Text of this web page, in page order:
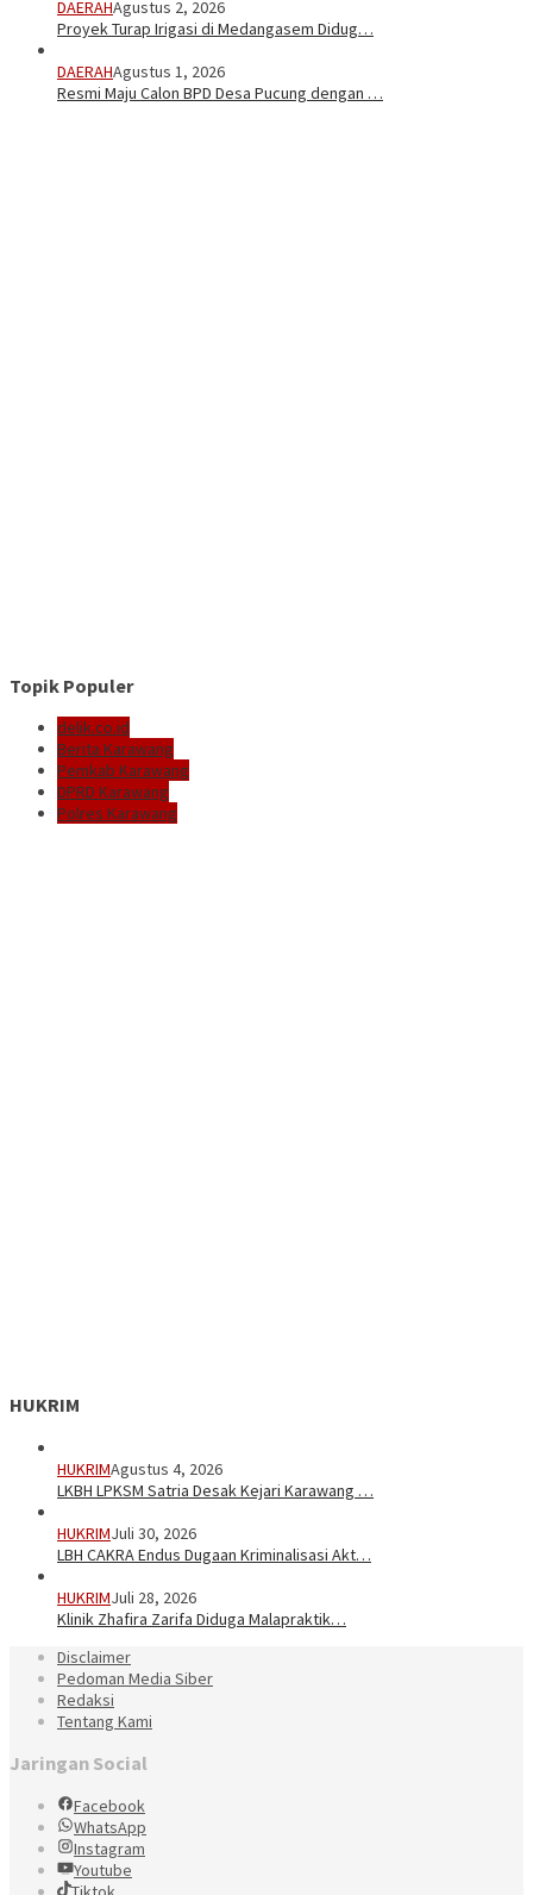
DAERAHAgustus 2, 2026
Proyek Turap Irigasi di Medangasem Didug…
DAERAHAgustus 1, 2026
Resmi Maju Calon BPD Desa Pucung dengan …
Topik Populer
delik.co.id
Berita Karawang
Pemkab Karawang
DPRD Karawang
Polres Karawang
HUKRIM
HUKRIMAgustus 4, 2026
LKBH LPKSM Satria Desak Kejari Karawang …
HUKRIMJuli 30, 2026
LBH CAKRA Endus Dugaan Kriminalisasi Akt…
HUKRIMJuli 28, 2026
Klinik Zhafira Zarifa Diduga Malapraktik…
Disclaimer
Pedoman Media Siber
Redaksi
Tentang Kami
Jaringan Social
Facebook
WhatsApp
Instagram
Youtube